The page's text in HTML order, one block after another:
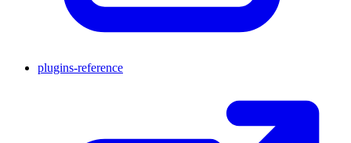
plugins-reference